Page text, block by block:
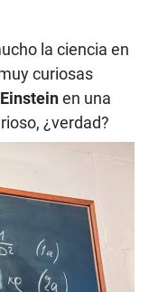
la ciencia en
curiosas
en una
¿verdad?